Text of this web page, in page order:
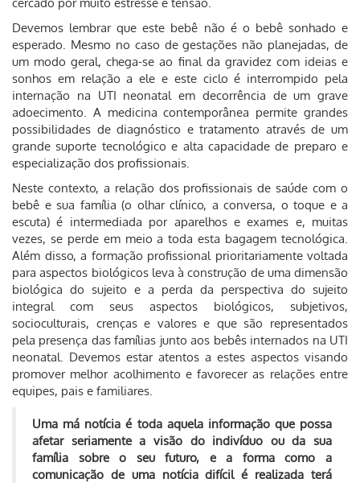
Devemos lembrar que este bebê não é o bebê sonhado e
esperado. Mesmo no caso de gestações não planejadas, de
um modo geral, chega-se ao final da gravidez com ideias e
sonhos em relação a ele e este ciclo é interrompido pela
internação na UTI neonatal em decorrência de um grave
adoecimento. A medicina contemporânea permite grandes
possibilidades de diagnóstico e tratamento através de um
grande suporte tecnológico e alta capacidade de preparo e
especialização dos profissionais.
Neste contexto, a relação dos profissionais de saúde com o
bebê e sua família (o olhar clínico, a conversa, o toque e a
escuta) é intermediada por aparelhos e exames e, muitas
vezes, se perde em meio a toda esta bagagem tecnológica.
Além disso, a formação profissional prioritariamente voltada
para aspectos biológicos leva à construção de uma dimensão
biológica do sujeito e a perda da perspectiva do sujeito
integral com seus aspectos biológicos, subjetivos,
socioculturais, crenças e valores e que são representados
pela presença das famílias junto aos bebês internados na UTI
neonatal. Devemos estar atentos a estes aspectos visando
promover melhor acolhimento e favorecer as relações entre
equipes, pais e familiares.
Uma má notícia é toda aquela informação que possa
afetar seriamente a visão do indivíduo ou da sua
família sobre o seu futuro, e a forma como a
comunicação de uma notícia difícil é realizada terá